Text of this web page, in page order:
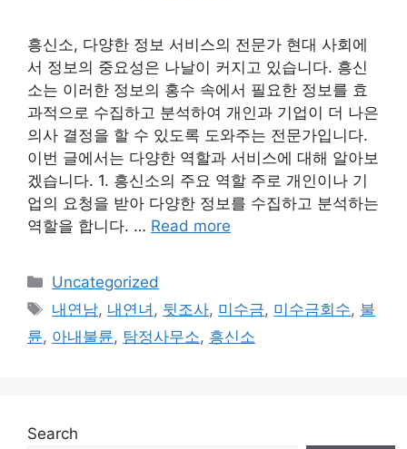
흥신소, 다양한 정보 서비스의 전문가 현대 사회에
서 정보의 중요성은 나날이 커지고 있습니다. 흥신
소는 이러한 정보의 홍수 속에서 필요한 정보를 효
과적으로 수집하고 분석하여 개인과 기업이 더 나은
의사 결정을 할 수 있도록 도와주는 전문가입니다.
이번 글에서는 다양한 역할과 서비스에 대해 알아보
겠습니다. 1. 흥신소의 주요 역할 주로 개인이나 기
업의 요청을 받아 다양한 정보를 수집하고 분석하는
역할을 합니다. … Read more
Categories
Uncategorized
Tags
내연남, 내연녀 , 뒷조사, 미수금, 미수금회수, 불
륜, 아내불륜, 탐정사무소, 흥신소
Search